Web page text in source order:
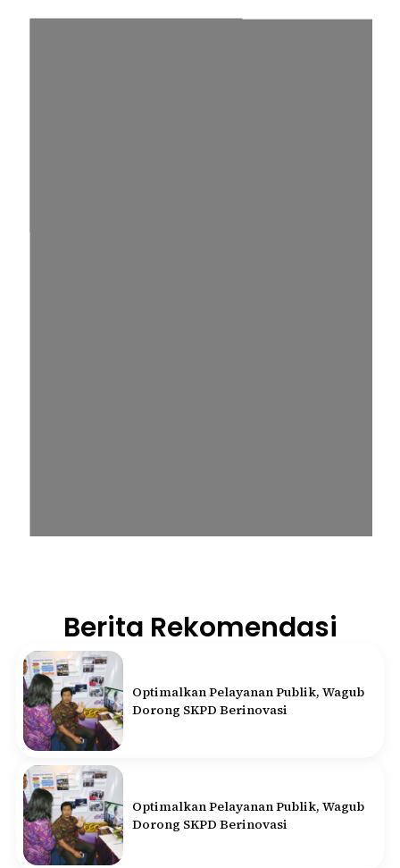
Berita Rekomendasi
Optimalkan Pelayanan Publik, Wagub
Dorong SKPD Berinovasi
Optimalkan Pelayanan Publik, Wagub
Dorong SKPD Berinovasi